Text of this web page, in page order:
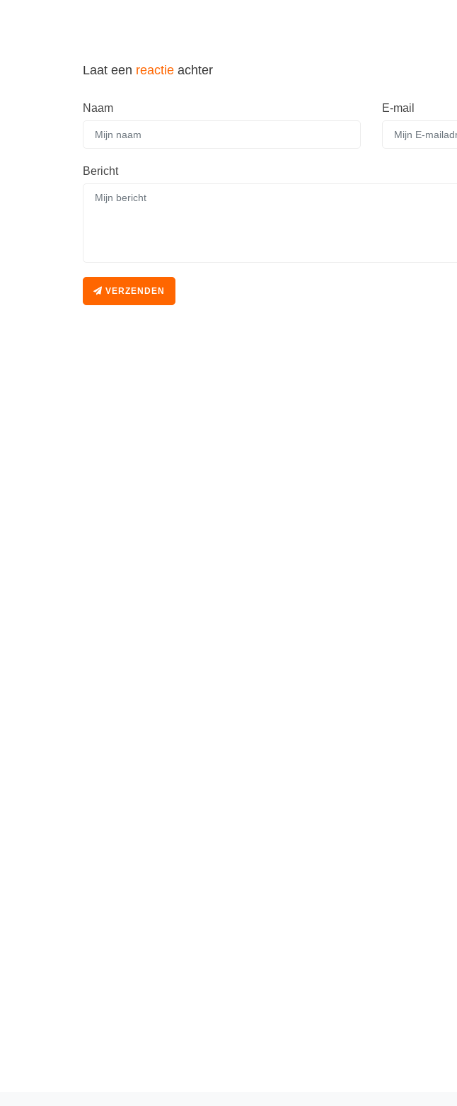
Laat een reactie achter
Naam E-mail
Bericht
VERZENDEN